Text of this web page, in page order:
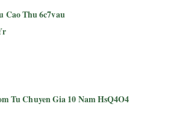
Cao Thu 6c7vau
Tu Chuyen Gia 10 Nam HsQ4O4